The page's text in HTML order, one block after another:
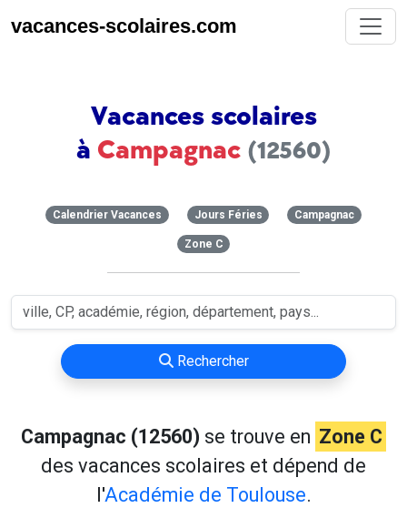
vacances-scolaires.com
Vacances scolaires
à Campagnac (12560)
Calendrier Vacances Jours Féries Campagnac
Zone C
Rechercher
Campagnac (12560) se trouve en Zone C
des vacances scolaires et dépend de
l'Académie de Toulouse.